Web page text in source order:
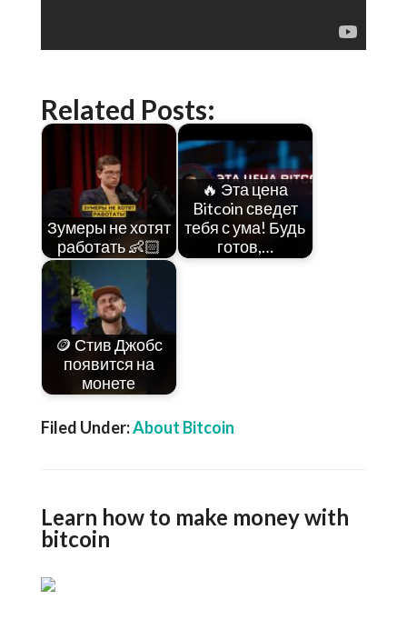
Related Posts:
Зумеры не хотят
работать 👶🏻
🔥 Эта цена
Bitcoin сведет
тебя с ума! Будь
готов,…
🪙 Стив Джобс
появится на
монете
Filed Under:About Bitcoin
Learn how to make money with
bitcoin